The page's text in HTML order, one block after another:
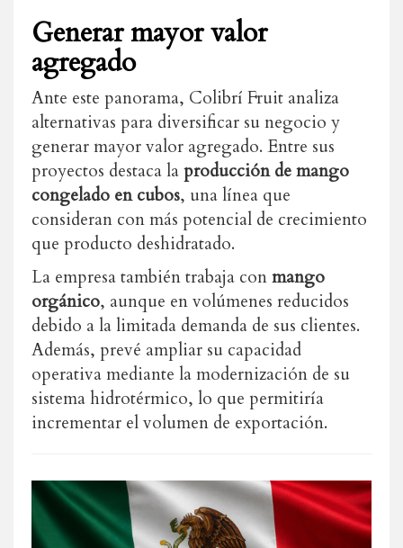
Generar mayor valor
agregado
Ante este panorama, Colibrí Fruit analiza
alternativas para diversificar su negocio y
generar mayor valor agregado. Entre sus
proyectos destaca laproducción de mango
congelado en cubos, una línea que
consideran con más potencial de crecimiento
que producto deshidratado.
La empresa también trabaja conmango
orgánico, aunque en volúmenes reducidos
debido a la limitada demanda de sus clientes.
Además, prevé ampliar su capacidad
operativa mediante la modernización de su
sistema hidrotérmico, lo que permitiría
incrementar el volumen de exportación.